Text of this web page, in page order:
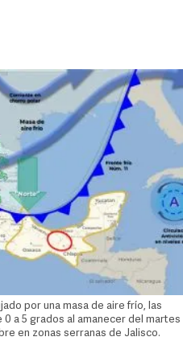
por una masa de aire frío, las
a 5 grados al amanecer del martes
en zonas serranas de Jalisco.